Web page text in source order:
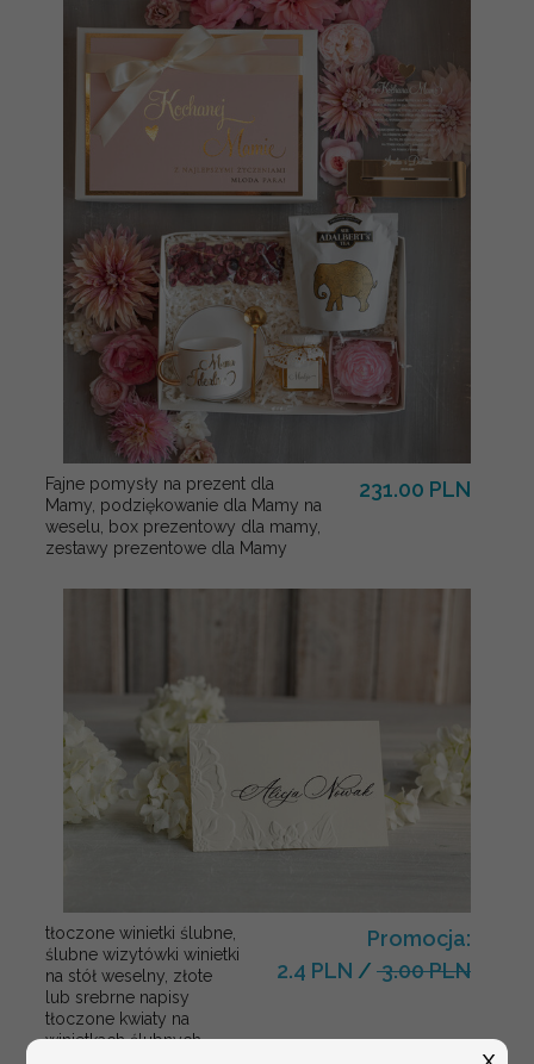
Fajne pomysły na prezent dla
Mamy, podziękowanie dla Mamy na
weselu, box prezentowy dla mamy,
zestawy prezentowe dla Mamy
231.00 PLN
tłoczone winietki ślubne,
ślubne wizytówki winietki
na stół weselny, złote
lub srebrne napisy
tłoczone kwiaty na
winietkach ślubnych
Promocja:
2.4 PLN / 3.00 PLN